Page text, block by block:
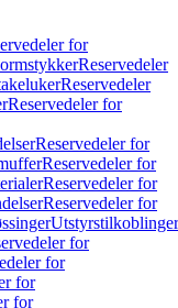
for
Reservedeler
Reservedeler
Reservedeler for
Reservedeler for
Reservedeler for
Reservedeler for
Reservedeler for
Utstyrstilkoblinger
for
for
for
for